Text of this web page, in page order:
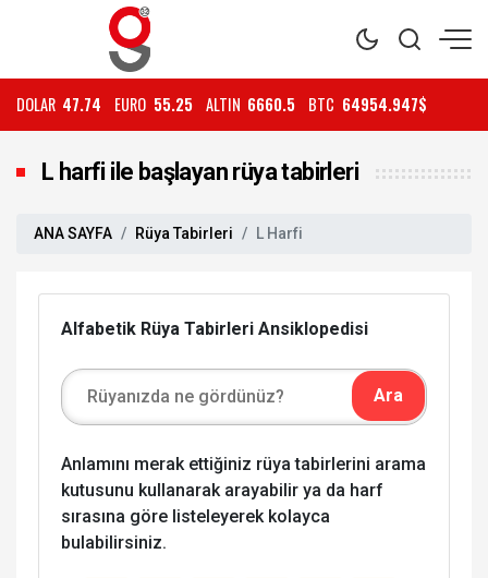
DOLAR 47.74 EURO 55.25 ALTIN 6660.5 BTC 64954.947$
L harfi ile başlayan rüya tabirleri
ANA SAYFA Rüya Tabirleri L Harfi
Alfabetik Rüya Tabirleri Ansiklopedisi
Anlamını merak ettiğiniz rüya tabirlerini arama
kutusunu kullanarak arayabilir ya da harf
sırasına göre listeleyerek kolayca
bulabilirsiniz.